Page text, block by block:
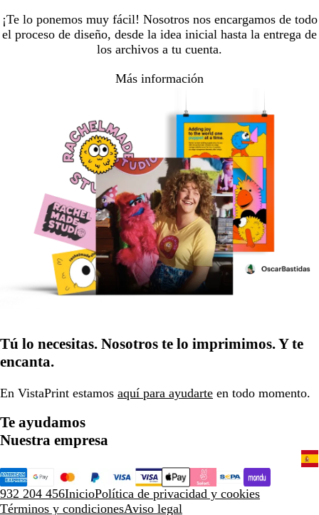
¡Te lo ponemos muy fácil! Nosotros nos encargamos de todo
el proceso de diseño, desde la idea inicial hasta la entrega de
los archivos a tu cuenta.
Más información
Tú lo necesitas. Nosotros te lo imprimimos. Y te
encanta.
En VistaPrint estamos aquí para ayudarte en todo momento.
Te ayudamos
Nuestra empresa
932 204 456InicioPolítica de privacidad y cookies
Términos y condicionesAviso legal